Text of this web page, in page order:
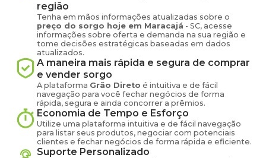
região
Tenha em mãos informações atualizadas sobre o
preço do sorgo hoje em Maracajá - SC, acesse
informações sobre oferta e demanda na sua região e
tome decisões estratégicas baseadas em dados
atualizados.
A maneira mais rápida e segura de comprar
e vender sorgo
A plataforma Grão Direto é intuitiva e de fácil
navegação para você fechar negócios de forma
rápida, segura e ainda concorrer a prêmios.
Economia de Tempo e Esforço
Utilize uma plataforma intuitiva e de fácil navegação
para listar seus produtos, negociar com potenciais
clientes e fechar negócios de forma rápida e eficiente.
Suporte Personalizado